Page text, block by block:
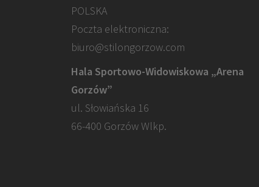
POLSKA
Poczta elektroniczna:
biuro@stilongorzow.com
Hala Sportowo-Widowiskowa „Arena
Gorzów”
ul. Słowiańska 16
66-400 Gorzów Wlkp.